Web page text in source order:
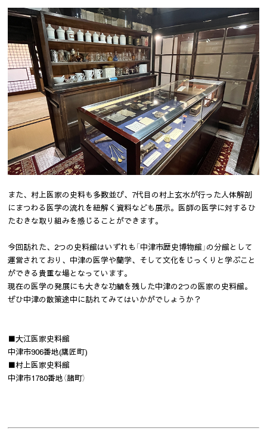
また、村上医家の史料も多数並び、7代目の村上玄水が行った人体解剖
にまつわる医学の流れを紐解く資料なども展示。医師の医学に対するひ
たむきな取り組みを感じることができます。
今回訪れた、2つの史料館はいずれも「中津市歴史博物館」の分館として
運営されており、中津の医学や蘭学、そして文化をじっくりと学ぶこと
ができる貴重な場となっています。
現在の医学の発展にも大きな功績を残した中津の2つの医家の史料館。
ぜひ中津の散策途中に訪れてみてはいかがでしょうか？
■大江医家史料館
中津市906番地(鷹匠町)
■村上医家史料館
中津市1780番地（諸町）